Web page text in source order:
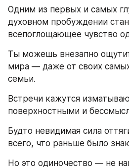
Одним из первых и самых
духовном пробуждении
всепоглощающее чувство
Ты можешь внезапно
мира — даже от своих
семьи.
Встречи кажутся
поверхностными и
Будто невидимая сила
всего, что раньше было
Но это одиночество — не